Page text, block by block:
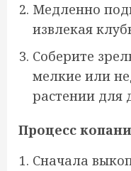
Медленно
извлекая
Соберите
мелкие или
растении для
Процесс
Сначала